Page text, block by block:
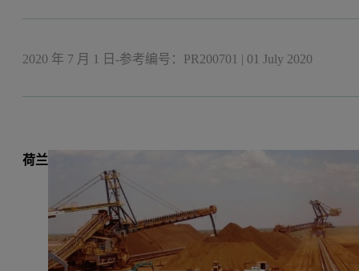
2020 年 7 月 1 日-参考编号：PR200701 | 01 July 2020
荷兰